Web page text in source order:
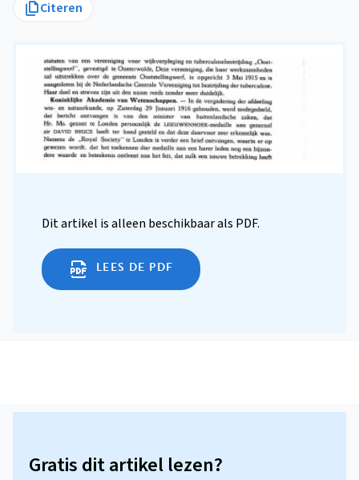
Citeren
Dit artikel is alleen beschikbaar als PDF.
LEES DE PDF
Gratis dit artikel lezen?